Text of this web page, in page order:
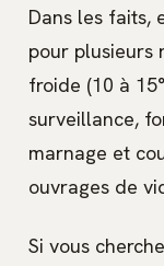
Dans les faits,
pour plusieurs
froide (10 à
surveillance,
marnage et
ouvrages de
Si vous